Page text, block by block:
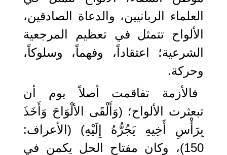
العلماء الربانيين، والدعاة الصادقين،
الألواح تتمثل في تعظيم المرجعية
الشرعية؛ اعتقاداً، وفهماً، وسلوكاً،
وحركة.
فالأزمة تفاقمت أصلاً يوم أن
تبعثرت الألواح؛ (وَأَلْقَى الألْوَاحَ وَأَخَذَ
بِرَأْسِ أَخِيهِ يَجُرُّهُ إِلَيْهِ) (الأعراف:
150)، وكان مفتاح الحل يكمن في